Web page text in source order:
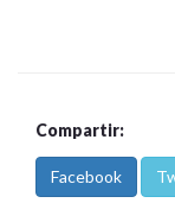
Compartir:
Facebook